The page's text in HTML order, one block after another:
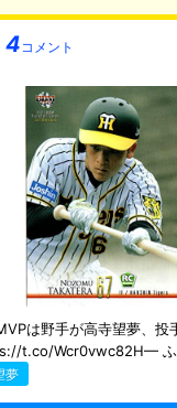
4コメント
は野手が高寺望夢、
t.co/Wcr0vwc82H—
夢